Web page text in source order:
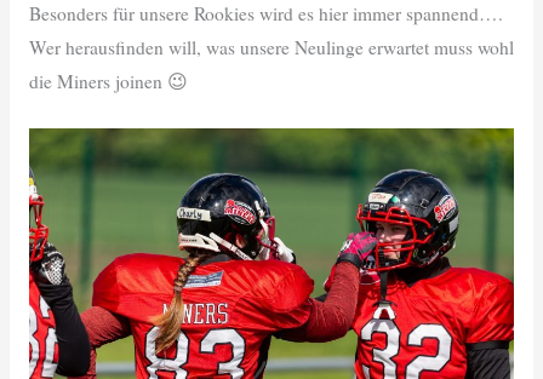
Besonders für unsere Rookies wird es hier immer spannend….
Wer herausfinden will, was unsere Neulinge erwartet muss wohl
die Miners joinen 😉